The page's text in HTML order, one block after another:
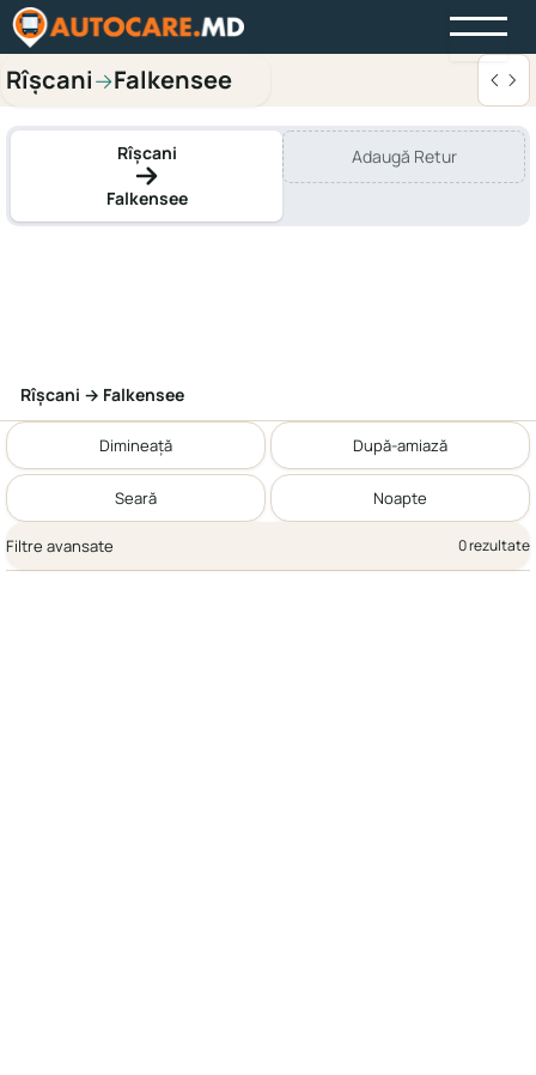
Rîşcani→Falkensee
Rîşcani
Falkensee
Adaugă Retur
Rîşcani → Falkensee
Dimineață După-amiază
Seară Noapte
Filtre avansate 0 rezultate